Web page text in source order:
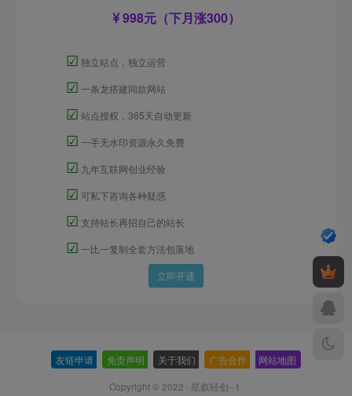
998元（下月涨300）
☑ 独立站点，独立运营
☑ 一条龙搭建同款网站
☑ 站点授权，365天自动更新
☑ 一手无水印资源永久免费
☑ 九年互联网创业经验
☑ 可私下咨询各种疑惑
☑ 支持站长再招自己的站长
☑ 一比一复制全套方法包落地
立即开通
友链申请 免责声明 关于我们 广告合作 网站地图
Copyright © 2022 · 星叙轻创--1